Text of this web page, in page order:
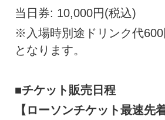
当日券: 10,000円(税込)
※入場時別途ドリンク代
となります。
■チケット販売日程
【ローソンチケット最速先